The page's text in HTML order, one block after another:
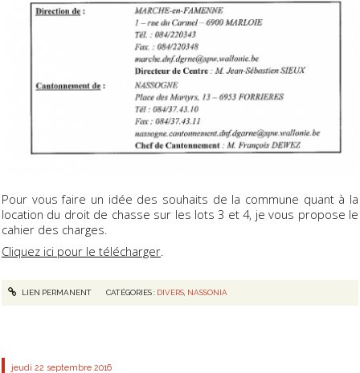
Pour vous faire un idée des souhaits de la commune quant à la
location du droit de chasse sur les lots 3 et 4, je vous propose le
cahier des charges.
Cliquez ici pour le télécharger
LIEN PERMANENT CATÉGORIES : DIVERS, NASSONIA
jeudi 22 septembre 2016